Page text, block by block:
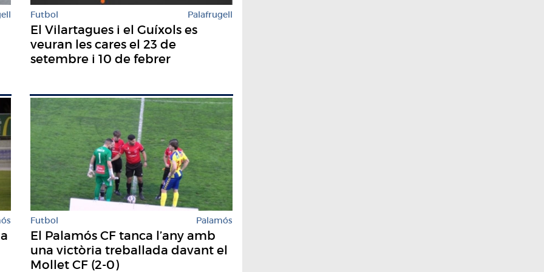
Futbol Palafrugell
El Vilartagues i el Guíxols es
veuran les cares el 23 de
setembre i 10 de febrer
Futbol Palamós
El Palamós CF tanca l’any amb
una victòria treballada davant el
Mollet CF (2-0)